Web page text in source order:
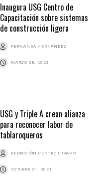
Inaugura USG Centro de
Capacitación sobre sistemas
de construcción ligera
FERNANDA HERNÁNDEZ
MARZO 28, 2022
USG y Triple A crean alianza
para reconocer labor de
tablaroqueros
REDACCIÓN CENTRO URBANO
OCTUBRE 21, 2021